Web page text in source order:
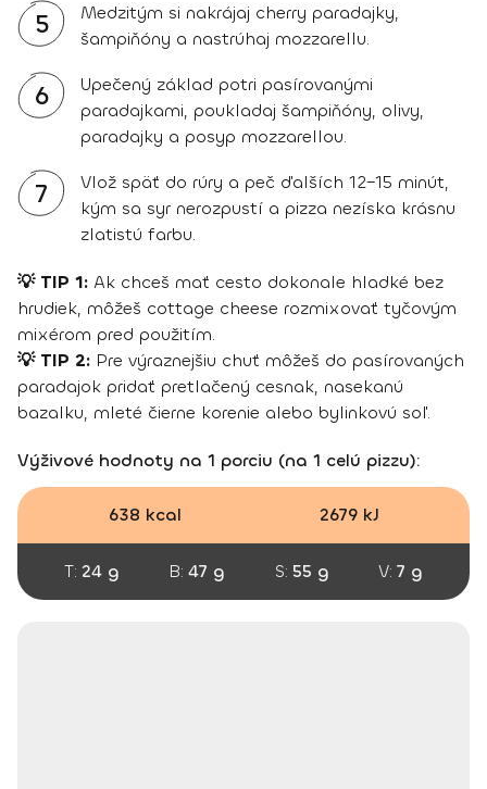
5
Medzitým si nakrájaj cherry paradajky,
šampiňóny a nastrúhaj mozzarellu.
6
Upečený základ potri pasírovanými
paradajkami, poukladaj šampiňóny, olivy,
paradajky a posyp mozzarellou.
7
Vlož späť do rúry a peč ďalších 12–15 minút,
kým sa syr nerozpustí a pizza nezíska krásnu
zlatistú farbu.
💡 TIP 1: Ak chceš mať cesto dokonale hladké bez
hrudiek, môžeš cottage cheese rozmixovať tyčovým
mixérom pred použitím.
💡 TIP 2: Pre výraznejšiu chuť môžeš do pasírovaných
paradajok pridať pretlačený cesnak, nasekanú
bazalku, mleté čierne korenie alebo bylinkovú soľ.
Výživové hodnoty na 1 porciu (na 1 celú pizzu):
638 kcal 2679 kJ
T: 24 g B: 47 g S: 55 g V: 7 g